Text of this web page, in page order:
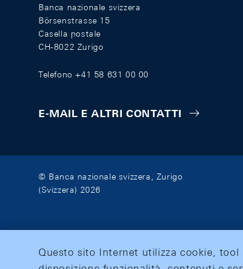
Banca nazionale svizzera
Börsenstrasse 15
Casella postale
CH-8022 Zurigo
Telefono +41 58 631 00 00
E-MAIL E ALTRI CONTATTI
© Banca nazionale svizzera, Zurigo
(Svizzera) 2026
Questo sito Internet utilizza cookie,